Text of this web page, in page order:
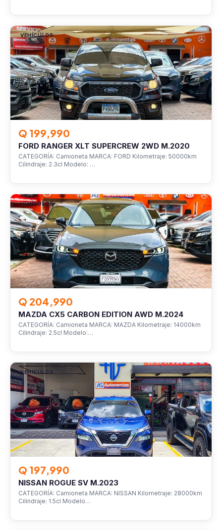
VEHÍCULOS
Q 199,990
FORD RANGER XLT SUPERCREW 2WD M.2020
CATEGORÍA: Camioneta MARCA: FORD Kilometraje: 50000km
Cilindraje: 2.3cl Modelo: …
VEHÍCULOS
Q 204,990
MAZDA CX5 CARBON EDITION AWD M.2024
CATEGORÍA: Camioneta MARCA: MAZDA Kilometraje: 14000km
Cilindraje: 2.5cl Modelo:…
VEHÍCULOS
Q 197,990
NISSAN ROGUE SV M.2023
CATEGORÍA: Camioneta MARCA: NISSAN Kilometraje: 28000km
Cilindraje: 1.5cl Modelo…